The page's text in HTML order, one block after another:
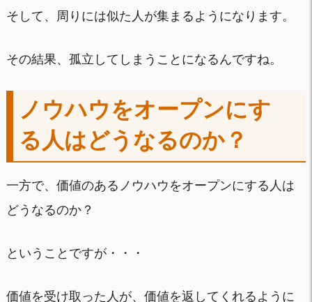
そして、周りには似た人が集まるようになります。
その結果、孤立してしまうことになるんですね。
ノウハウをオープンにす
る人はどうなるのか？
一方で、価値のあるノウハウをオープンにする人は
どうなるのか？
ということですが・・・
価値を受け取った人が、価値を返してくれるように